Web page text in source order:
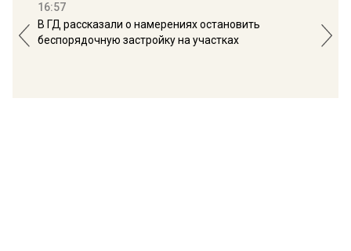
16:57
В ГД рассказали о намерениях остановить
беспорядочную застройку на участках